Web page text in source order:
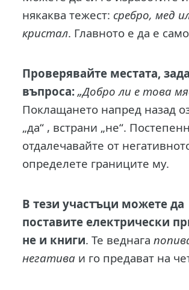
някаква тежест: сребро, мед
кристал. Главното е да е
Проверявайте местата,
въпроса: „Добро ли е това
Поклащането напред назад
„да“ , встрани „не“.
отдалечавайте от
определете границите му.
В тези участъци можете да
поставите електрически
не и книги. Те веднага
негатива и го предават на